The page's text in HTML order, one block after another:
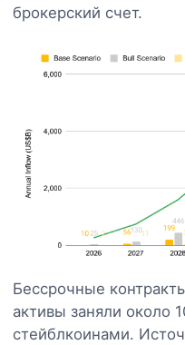
брокерский счет.
Бессрочные
активы заняли около
стейблкоинами.